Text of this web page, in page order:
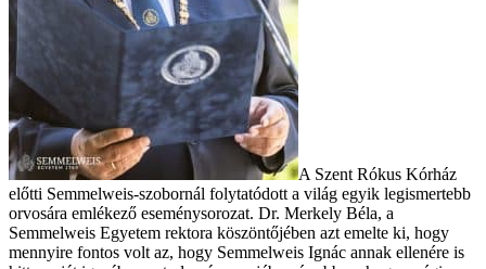
A Szent Rókus Kórház
előtti Semmelweis-szobornál folytatódott a világ egyik legismertebb
orvosára emlékező eseménysorozat. Dr. Merkely Béla, a
Semmelweis Egyetem rektora köszöntőjében azt emelte ki, hogy
mennyire fontos volt az, hogy Semmelweis Ignác annak ellenére is